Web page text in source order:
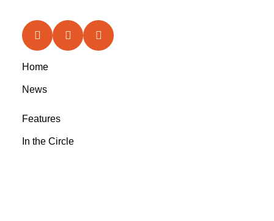
Home
News
Features
In the Circle